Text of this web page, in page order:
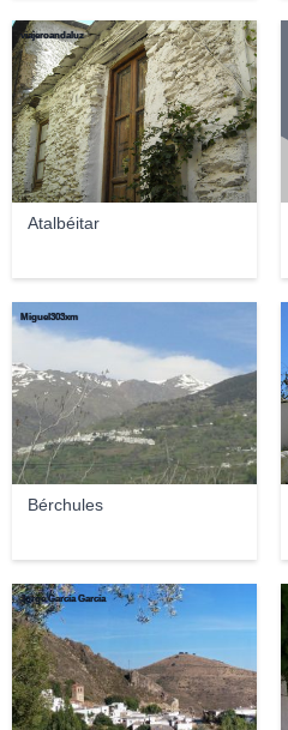
Atalbéitar
viajeroandaluz
Bérchules
Miguel303xm
Jorge García García